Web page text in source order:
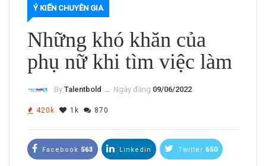
Ý KIẾN CHUYÊN GIA
Những khó khăn của
phụ nữ khi tìm việc làm
By Talentbold ــ Ngày đăng 09/06/2022
420k 1k 870
Facebook 563 Linkedin Twitter 650